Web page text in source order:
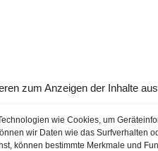
zum Anzeigen der Inhalte
wie Cookies, um
wir Daten wie das Surfverhalten
können bestimmte Merkmale und